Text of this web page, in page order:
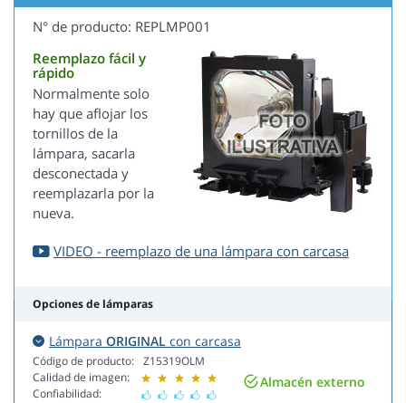
N° de producto: REPLMP001
Reemplazo fácil y
rápido
Normalmente solo
hay que aflojar los
tornillos de la
lámpara, sacarla
desconectada y
reemplazarla por la
nueva.
VIDEO - reemplazo de una lámpara con carcasa
Opciones de lámparas
Lámpara ORIGINAL con carcasa
Código de producto:
Calidad de imagen:
Confiabilidad:
Z15319OLM
Almacén externo